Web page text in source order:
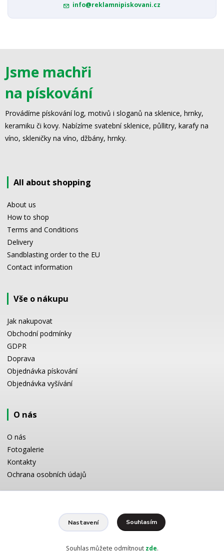
info@reklamnipiskovani.cz
Jsme machři
na pískování
Provádíme pískování log, motivů i sloganů na sklenice, hrnky,
keramiku či kovy. Nabízíme svatební sklenice, půllitry, karafy na
víno, skleničky na víno, džbány, hrnky.
All about shopping
About us
How to shop
Terms and Conditions
Delivery
Sandblasting order to the EU
Contact information
Vše o nákupu
Jak nakupovat
Obchodní podmínky
GDPR
Doprava
Objednávka pískování
Objednávka vyšívání
O nás
O nás
Fotogalerie
Kontakty
Ochrana osobních údajů
Potřebujete poradit s výběrem? Neváhejte se zeptat:
+420 728 772 566
Nastavení Souhlasím
Souhlas můžete odmítnout zde.